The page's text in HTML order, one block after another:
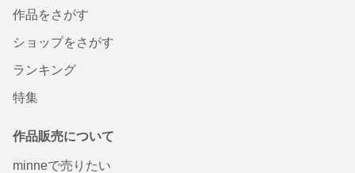
作品をさがす
ショップをさがす
ランキング
特集
作品販売について
minneで売りたい